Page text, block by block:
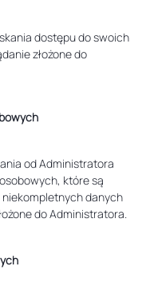
dostępu do swoich
złożone do
od Administratora
które są
niekompletnych danych
do Administratora.